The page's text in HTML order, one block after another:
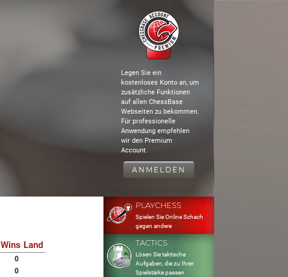
Legen Sie ein
kostenloses Konto an, um
zusätzliche Funktionen
auf allen ChessBase
Webseiten zu bekommen.
Für professionelle
Anwendung empfehlen
wir den Premium
Account.
ANMELDEN
Wins Land
0
0
PLAYCHESS
Spielen Sie Online Schach
gegen andere
TACTICS
Lösen Sie taktische
Aufgaben, die zu Ihrer
Spielstärke passen